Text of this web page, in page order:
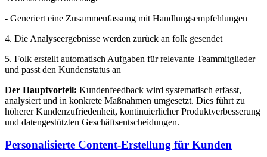
- Generiert eine Zusammenfassung mit Handlungsempfehlungen
4. Die Analyseergebnisse werden zurück an folk gesendet
5. Folk erstellt automatisch Aufgaben für relevante Teammitglieder
und passt den Kundenstatus an
Der Hauptvorteil: Kundenfeedback wird systematisch erfasst,
analysiert und in konkrete Maßnahmen umgesetzt. Dies führt zu
höherer Kundenzufriedenheit, kontinuierlicher Produktverbesserung
und datengestützten Geschäftsentscheidungen.
Personalisierte Content-Erstellung für Kunden